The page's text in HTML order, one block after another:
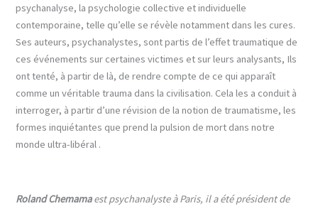
psychanalyse, la psychologie collective et individuelle
contemporaine, telle qu’elle se révèle notamment dans les cures.
Ses auteurs, psychanalystes, sont partis de l’effet traumatique de
ces événements sur certaines victimes et sur leurs analysants, Ils
ont tenté, à partir de là, de rendre compte de ce qui apparaît
comme un véritable trauma dans la civilisation. Cela les a conduit à
interroger, à partir d’une révision de la notion de traumatisme, les
formes inquiétantes que prend la pulsion de mort dans notre
monde ultra-libéral .
Roland Chemamaest psychanalyste à Paris, il a été président de